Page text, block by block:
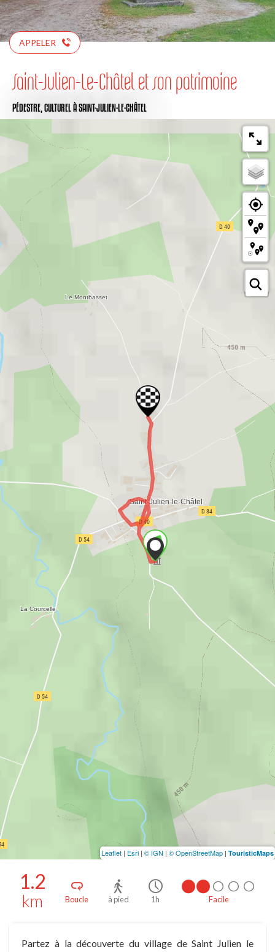
APPELER
Saint-Julien-Le-Châtel et son patrimoine
PÉDESTRE, CULTUREL À SAINT-JULIEN-LE-CHÂTEL
1.2
km Boucle à pied 1h Facile
Partez à la découverte du village de Saint Julien le
Leaflet | Esri | © IGN | © OpenStreetMap | TouristicMaps